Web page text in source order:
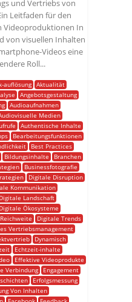
und Vertriebs von
Leitfaden für den
Videoproduktionen In
von visuellen Inhalten
Videos eine
Roll...
auflösung Aktualität
Angebotsgestaltung
Audioaufnahmen
Medien
Authentische Inhalte
Bearbeitungsfunktionen
Best Practices
Bildungsinhalte
Branchen
Businessfotografie
Digitale Disruption
Kommunikation
Digitale Landschaft
Digitale Ökosysteme
Digitale Trends
Vertriebsmanagement
Dynamisch
Echtzeit-inhalte
Effektive Videoprodukte
Verbindung
Engagement
Erfolgsmessung
Von Inhalten